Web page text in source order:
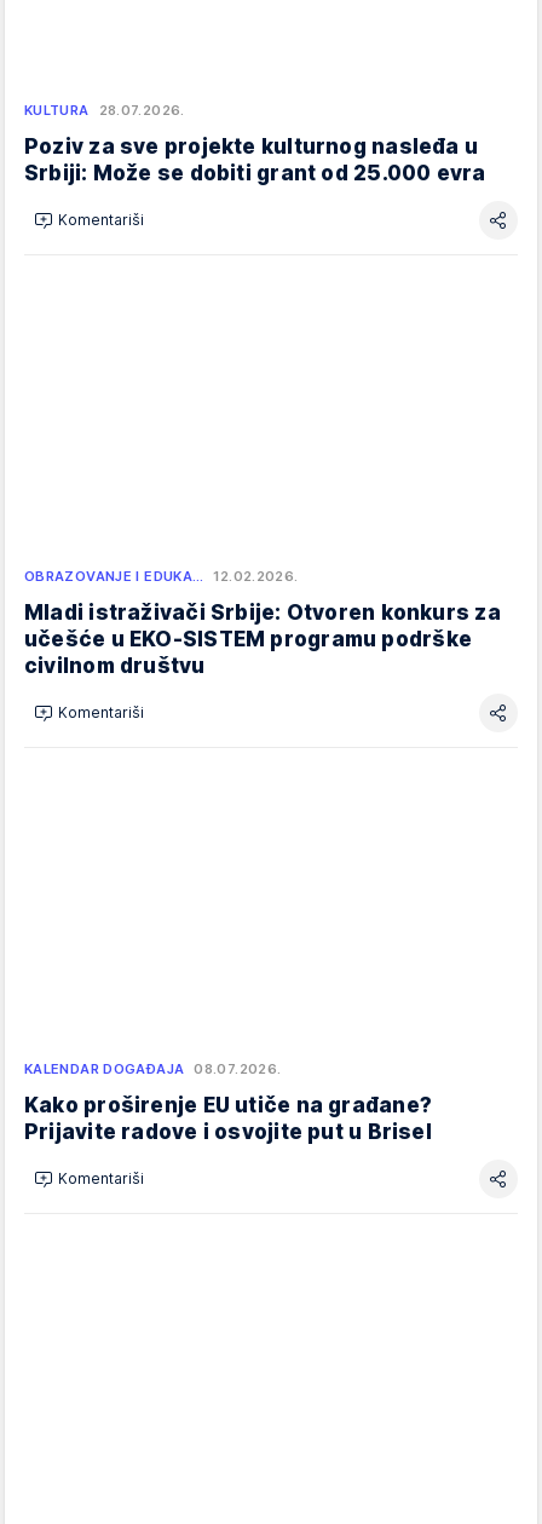
KULTURA 28.07.2026.
Poziv za sve projekte kulturnog nasleđa u
Srbiji: Može se dobiti grant od 25.000 evra
Komentariši
OBRAZOVANJE I EDUKA… 12.02.2026.
Mladi istraživači Srbije: Otvoren konkurs za
učešće u EKO-SISTEM programu podrške
civilnom društvu
Komentariši
KALENDAR DOGAĐAJA 08.07.2026.
Kako proširenje EU utiče na građane?
Prijavite radove i osvojite put u Brisel
Komentariši